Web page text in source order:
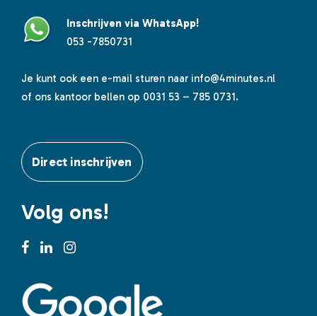
Inschrijven via WhatsApp!
053 -7850731
Je kunt ook een e-mail sturen naar info@4minutes.nl
of ons kantoor bellen op 0031 53 – 785 0731.
Direct inschrijven
Volg ons!